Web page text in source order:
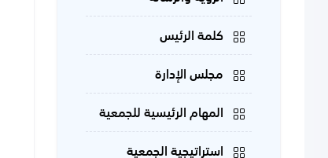
كلمة الرئيس
مجلس الإدارة
المهام الرئيسية للجمعية
استراتيجية الجمعية